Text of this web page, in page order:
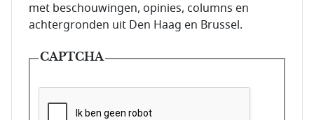
met beschouwingen, opinies, columns en
achtergronden uit Den Haag en Brussel.
CAPTCHA